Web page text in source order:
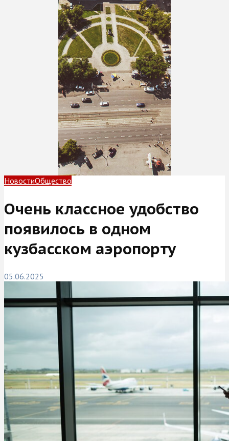
НовостиОбщество
Очень классное удобство
появилось в одном
кузбасском аэропорту
05.06.2025